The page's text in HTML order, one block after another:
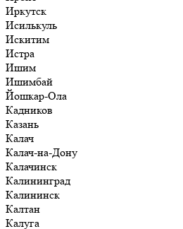
Иркутск
Исилькуль
Искитим
Истра
Ишим
Ишимбай
Йошкар-Ола
Кадников
Казань
Калач
Калач-на-Дону
Калачинск
Калининград
Калининск
Калтан
Калуга